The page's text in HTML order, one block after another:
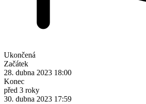
Ukončená
Začátek
28. dubna 2023 18:00
Konec
před 3 roky
30. dubna 2023 17:59